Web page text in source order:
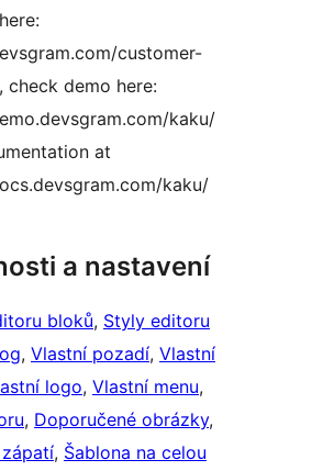
customer-
check demo here:
kaku/
at
kaku/
a nastavení
bloků, Styly editoru
, Vlastní pozadí, Vlastní
logo, Vlastní menu
, Doporučené obrázky
, Šablona na celou